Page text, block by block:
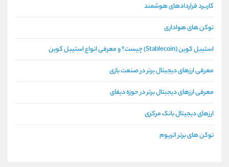
کاربرد قراردادهای هوشمند
توکن های هواداری
استیبل کوین (Stablecoin) چیست؟ و معرفی انواع استیبل کوین
معرفی ارزهای دیجیتال برتر در صنعت بازی
معرفی ارزهای دیجیتال برتر در حوزه دیفای
ارزهای دیجیتال بانک مرکزی
توکن های برتر اتریوم